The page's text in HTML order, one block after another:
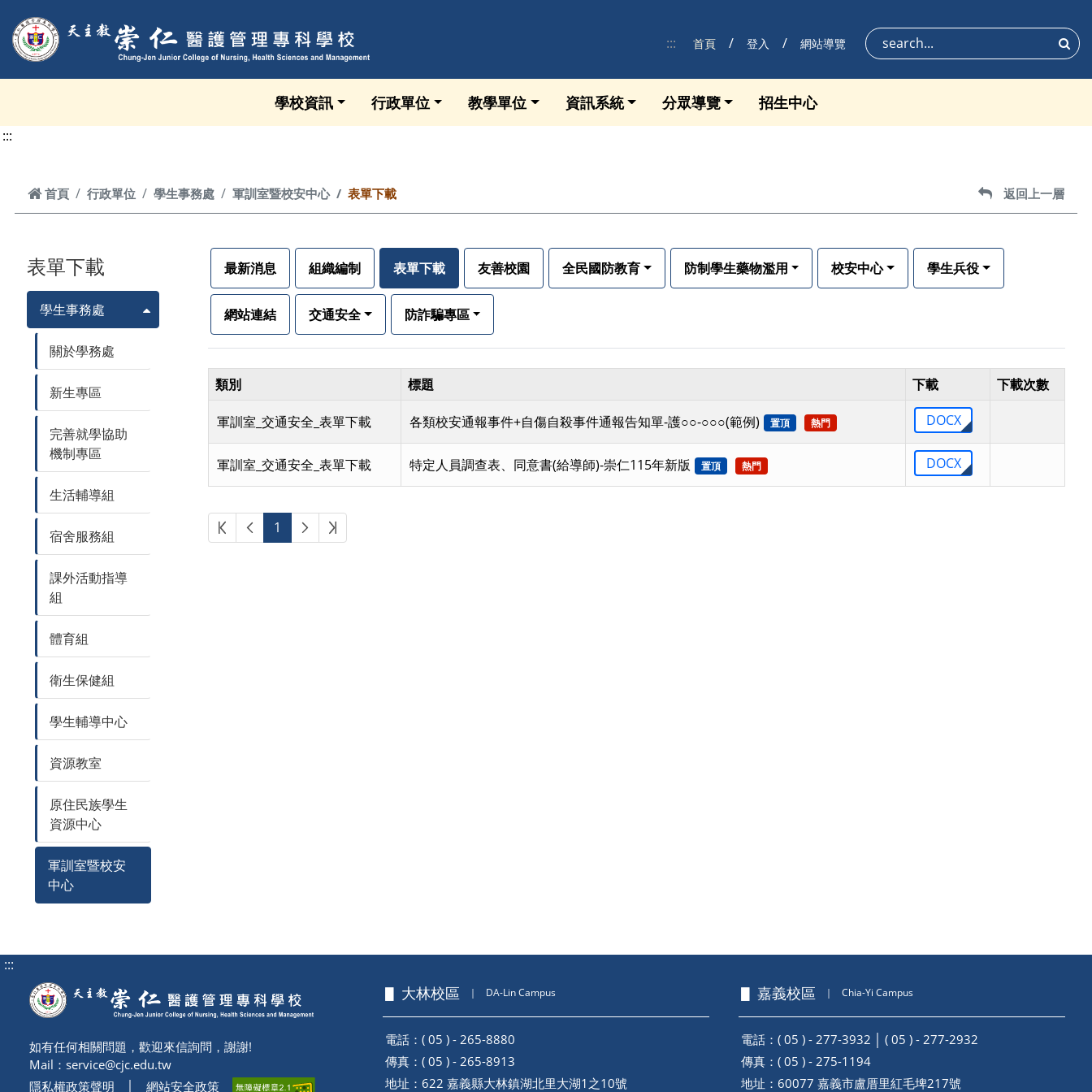
:::
首頁 登入 網站導覽 搜尋
學校資訊 行政單位 教學單位 資訊系統 分眾導覽 招生中心
:::
首頁
首頁 行政單位 學生事務處 軍訓室暨校安中心 表單下載 返回上一層
返回上一層
表單下載
學生事務處
關於學務處
新生專區
完善就學協助
機制專區
生活輔導組
宿舍服務組
課外活動指導
組
體育組
衛生保健組
學生輔導中心
資源教室
原住民族學生
資源中心
軍訓室暨校安
中心
最新消息 組織編制 表單下載 友善校園 全民國防教育 防制學生藥物濫用 校安中心 學生兵役
網站連結 交通安全 防詐騙專區
類別 標題 下載 下載次數
軍訓室_交通安全_表單下載 各類校安通報事件+自傷自殺事件通報告知單-護○○-○○○(範例) 置頂 熱門 DOCX
軍訓室_交通安全_表單下載 特定人員調查表、同意書(給導師)-崇仁115年新版 置頂 熱門 DOCX
第一頁上一頁
1 下一頁最後頁
:::
如有任何相關問題，歡迎來信詢問，謝謝!
Mail： service@cjc.edu.tw
隱私權政策聲明
網站安全政策
▋ 大林校區 ｜ DA-Lin Campus
電話：( 05 ) - 265-8880
傳真：( 05 ) - 265-8913
地址： 622 嘉義縣大林鎮湖北里大湖1之10號
▋ 嘉義校區 ｜ Chia-Yi Campus
電話：( 05 ) - 277-3932 │ ( 05 ) - 277-2932
傳真：( 05 ) - 275-1194
地址： 60077 嘉義市盧厝里紅毛埤217號